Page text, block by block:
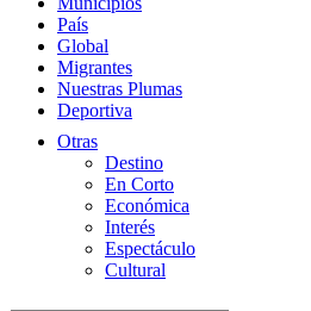
País
Global
Migrantes
Nuestras Plumas
Deportiva
Otras
Destino
En Corto
Económica
Interés
Espectáculo
Cultural